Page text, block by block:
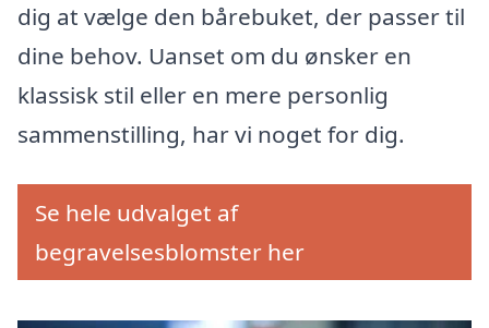
dig at vælge den bårebuket, der passer til
dine behov. Uanset om du ønsker en
klassisk stil eller en mere personlig
sammenstilling, har vi noget for dig.
Se hele udvalget af
begravelsesblomster her